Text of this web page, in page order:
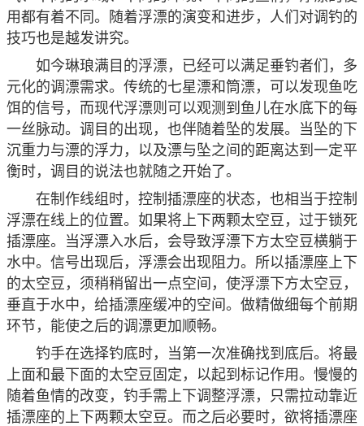
用都有着不同。随着浮漂的演变和进步，人们对调钓的
技巧也是越发讲究。
如今琳琅满目的浮漂，已经可以满足垂钓者们，多
元化的调漂需求。传统的七星漂和筒漂，可以发现鱼吃
饵的信号，而现代浮漂则可以观测到鱼儿在水底下的每
一丝脉动。调目的出现，也伴随着坠的发展。当坠的下
沉重力与漂的浮力，以及漂与坠之间的距离达到一定平
衡时，调目的说法也就随之开始了。
在制作线组时，控制插漂座的状态，也相当于控制
浮漂在线上的位置。如果将上下两颗太空豆，过于锁死
插漂座。当浮漂入水后，会导致浮漂下方太空豆横躺于
水中。信号出现后，浮漂会出现阻力。所以插漂座上下
的太空豆，须稍稍留出一点空间，使浮漂下方太空豆，
垂直于水中，给插漂座缓冲的空间。做精做细每个前期
环节，能使之后的调漂更加顺畅。
钓手在选择钓底时，当第一次准确找到底后。将最
上面和最下面的太空豆固定，以起到标记作用。慢慢的
随着鱼情的改变，钓手需上下调整浮漂，只需拉动靠近
插漂座的上下两颗太空豆。而之后必要时，欲将插漂座